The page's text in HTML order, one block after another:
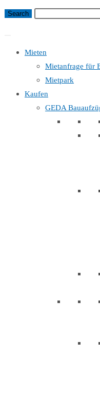
Mieten
Mietanfrage für
Mietpark
Kaufen
GEDA